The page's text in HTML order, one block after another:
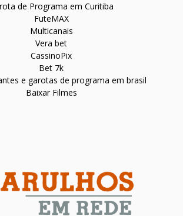
de Programa em Curitiba
FuteMAX
Multicanais
Vera bet
CassinoPix
Bet 7k
e garotas de programa em brasil
Baixar Filmes